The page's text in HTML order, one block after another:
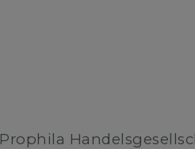
Prophila